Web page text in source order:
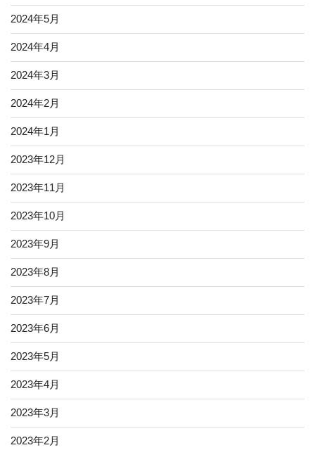
2024年5月
2024年4月
2024年3月
2024年2月
2024年1月
2023年12月
2023年11月
2023年10月
2023年9月
2023年8月
2023年7月
2023年6月
2023年5月
2023年4月
2023年3月
2023年2月